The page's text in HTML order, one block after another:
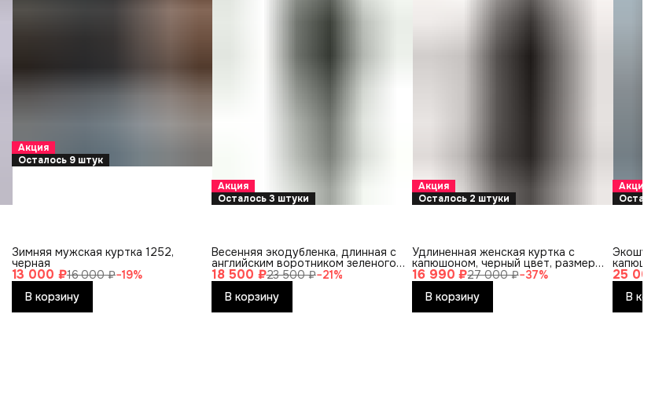
Акция
Осталось 9 штук
13 000 ₽16 000 ₽−19%
Зимняя мужская куртка 1252,
черная
В корзину
Акция
Осталось 3 штуки
18 500 ₽23 500 ₽−21%
Весенняя экодубленка, длинная с
английским воротником зеленого
цвета
В корзину
Акция
Осталось 2 штуки
16 990 ₽27 000 ₽−37%
Удлиненная женская куртка с
капюшоном, черный цвет, размер
44
В корзину
Акция
25
В